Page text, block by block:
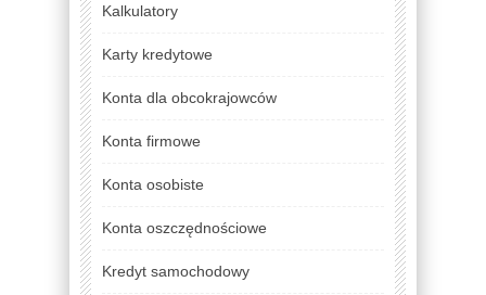
Kalkulatory
Karty kredytowe
Konta dla obcokrajowców
Konta firmowe
Konta osobiste
Konta oszczędnościowe
Kredyt samochodowy